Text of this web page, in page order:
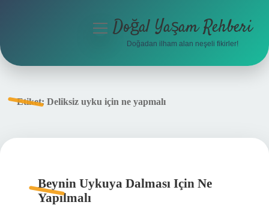
menüyüDoğal Yaşam Rehberi
Doğadan ilham alan neşeli fikirler!
Etiket: Deliksiz uyku için ne yapmalı
Beynin Uykuya Dalması Için Ne
Yapılmalı